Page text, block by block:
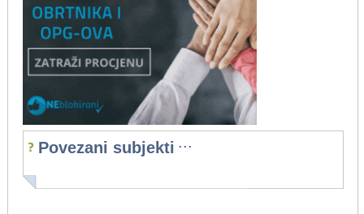
Povezani subjekti ...